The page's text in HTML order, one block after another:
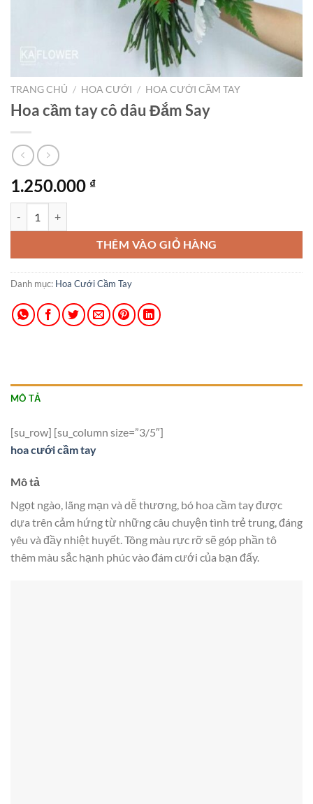
TRANG CHỦ / HOA CƯỚI / HOA CƯỚI CẦM TAY
Hoa cầm tay cô dâu Đắm Say
1.250.000 ₫
THÊM VÀO GIỎ HÀNG
Danh mục: Hoa Cưới Cầm Tay
MÔ TẢ
[su_row] [su_column size=”3/5″]
hoa cưới cầm tay
Mô tả
Ngọt ngào, lãng mạn và dễ thương, bó hoa cầm tay được
dựa trên cảm hứng từ những câu chuyện tình trẻ trung, đáng
yêu và đầy nhiệt huyết. Tông màu rực rỡ sẽ góp phần tô
thêm màu sắc hạnh phúc vào đám cưới của bạn đấy.